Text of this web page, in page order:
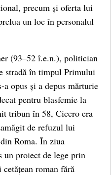
precum și oferta lui
un loc în personalul
(93–52 î.e.n.), politician
stradă în timpul Primului
opus și a depus mărturie
pentru blasfemie la
tribun în 58, Cicero era
de refuzul lui
Roma. În ziua
un proiect de lege prin
roman fără